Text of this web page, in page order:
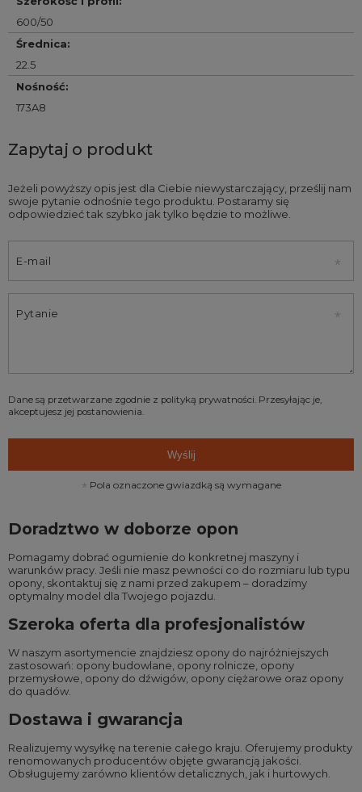
600/50
Średnica:
22.5
Nośność:
173A8
Zapytaj o produkt
Jeżeli powyższy opis jest dla Ciebie niewystarczający, prześlij nam
swoje pytanie odnośnie tego produktu. Postaramy się
odpowiedzieć tak szybko jak tylko będzie to możliwe.
E-mail
Pytanie
Dane są przetwarzane zgodnie z polityką prywatności. Przesyłając je,
akceptujesz jej postanowienia.
Wyślij
Pola oznaczone gwiazdką są wymagane
Doradztwo w doborze opon
Pomagamy dobrać ogumienie do konkretnej maszyny i
warunków pracy. Jeśli nie masz pewności co do rozmiaru lub typu
opony, skontaktuj się z nami przed zakupem – doradzimy
optymalny model dla Twojego pojazdu.
Szeroka oferta dla profesjonalistów
W naszym asortymencie znajdziesz opony do najróżniejszych
zastosowań: opony budowlane opony rolnicze opony
przemysłowe opony do dźwigów opony ciężarowe oraz opony
do quadów
Dostawa i gwarancja
Realizujemy wysyłkę na terenie całego kraju. Oferujemy produkty
renomowanych producentów objęte gwarancją jakości.
Obsługujemy zarówno klientów detalicznych, jak i hurtowych.